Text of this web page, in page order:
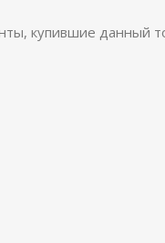
купившие данный